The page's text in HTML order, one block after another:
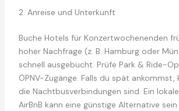
2. Anreise und Unterkunft
Buche Hotels für Konzertwochenenden
hoher Nachfrage (z. B. Hamburg oder
schnell ausgebucht. Prüfe Park & Ride-
ÖPNV-Zugänge. Falls du spät ankommst,
die Nachtbusverbindungen sind. Ein
AirBnB kann eine günstige Alternative